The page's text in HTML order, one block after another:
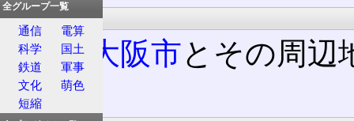
通信
06‐ 大阪市とその周辺
番
全グループ一覧
通信
電算
科学
国土
鉄道
軍事
文化
萌色
短縮